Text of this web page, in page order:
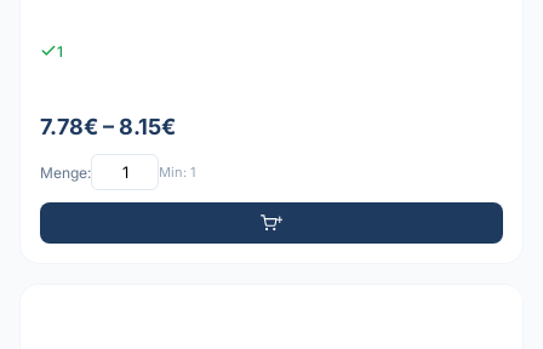
1
7.78€ – 8.15€
Menge: Min: 1